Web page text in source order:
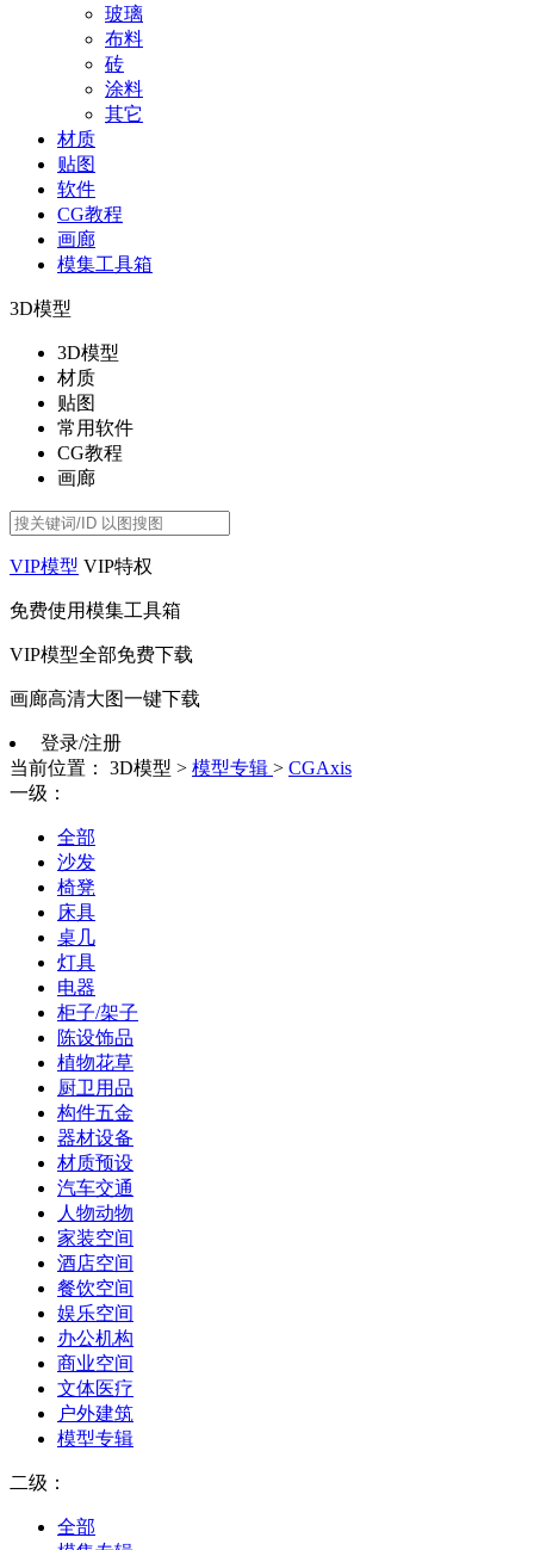
玻璃
布料
砖
涂料
其它
材质
贴图
软件
CG教程
画廊
模集工具箱
3D模型
3D模型
材质
贴图
常用软件
CG教程
画廊
VIP模型 VIP特权
免费使用模集工具箱
VIP模型全部免费下载
画廊高清大图一键下载
登录/注册
当前位置：
3D模型 > 模型专辑 > CGAxis
一级：
全部
沙发
椅凳
床具
桌几
灯具
电器
柜子/架子
陈设饰品
植物花草
厨卫用品
构件五金
器材设备
材质预设
汽车交通
人物动物
家装空间
酒店空间
餐饮空间
娱乐空间
办公机构
商业空间
文体医疗
户外建筑
模型专辑
二级：
全部